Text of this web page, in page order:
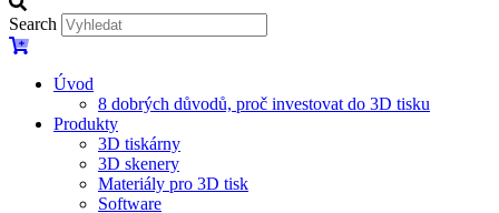
Search
Úvod
8 dobrých důvodů, proč investovat do 3D tisku​
Produkty
3D tiskárny
3D skenery
Materiály pro 3D tisk
Software